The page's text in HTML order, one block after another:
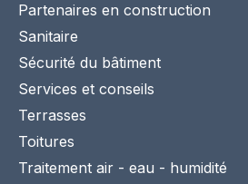
Partenaires en construction
Sanitaire
Sécurité du bâtiment
Services et conseils
Terrasses
Toitures
Traitement air - eau - humidité